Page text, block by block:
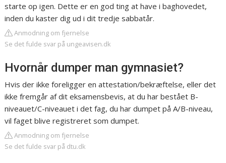
starte op igen. Dette er en god ting at have i baghovedet,
inden du kaster dig ud i dit tredje sabbatår.
Anmodning om fjernelse
Se det fulde svar på ungeavisen.dk
Hvornår dumper man gymnasiet?
Hvis der ikke foreligger en attestation/bekræftelse, eller det
ikke fremgår af dit eksamensbevis, at du har bestået B-
niveauet/C-niveauet i det fag, du har dumpet på A/B-niveau,
vil faget blive registreret som dumpet.
Anmodning om fjernelse
Se det fulde svar på dtu.dk